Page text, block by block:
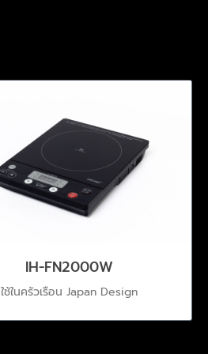
IH-FN2000W
ใช้ในครัวเรือน Japan Design